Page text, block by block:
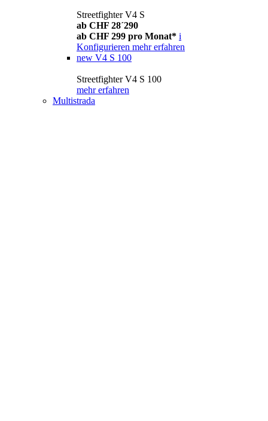
Streetfighter V4 S
ab CHF 28´290
ab CHF 299 pro Monat* i
Konfigurieren mehr erfahren
new V4 S 100
Streetfighter V4 S 100
mehr erfahren
Multistrada